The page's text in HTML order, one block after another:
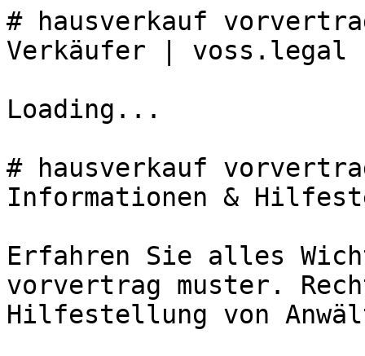
# hausverkauf
Verkäufer | voss.legal
Loading...
# hausverkauf
Informationen &
Erfahren Sie alles
vorvertrag muster.
Hilfestellung von